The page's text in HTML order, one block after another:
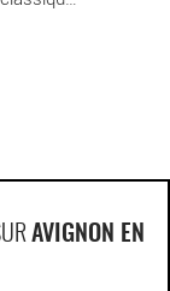
AVIGNON EN